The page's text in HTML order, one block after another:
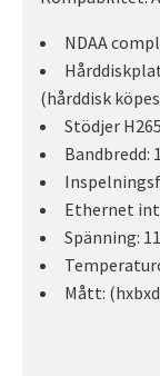
NDAA
(hårddisk
Stödjer
Bandbredd:
Ethernet
Spänning:
Mått: